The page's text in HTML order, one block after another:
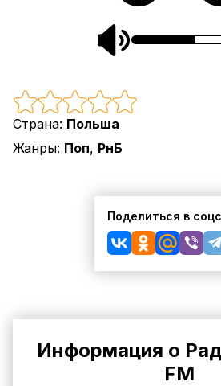
Страна: Польша
Жанры: Поп, РнБ
Поделиться в
Информация о
FM